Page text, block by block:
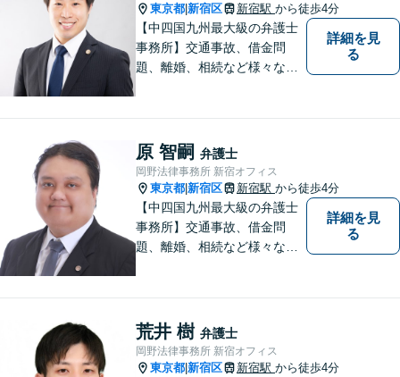
東京都 新宿区 新宿駅 から徒歩4分
【中四国九州最大級の弁護士
事務所】交通事故、借金問
題、離婚、相続など様々な問
い！
詳細を見
る
原 智嗣 弁護士
岡野法律事務所 新宿オフィス
東京都 新宿区 新宿駅 から徒歩4分
【中四国九州最大級の弁護士
事務所】交通事故、借金問
題、離婚、相続など様々な問
い！
詳細を見
る
荒井 樹 弁護士
岡野法律事務所 新宿オフィス
東京都 新宿区 新宿駅 から徒歩4分